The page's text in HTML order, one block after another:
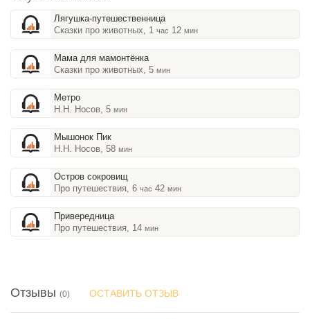
Лягушка-путешественница
Сказки про животных, 1час 12мин
Мама для мамонтёнка
Сказки про животных, 5мин
Метро
Н.Н. Носов, 5мин
Мышонок Пик
Н.Н. Носов, 58мин
Остров сокровищ
Про путешествия, 6час 42мин
Привередница
Про путешествия, 14мин
Отзывы (0) ОСТАВИТЬ ОТЗЫВ